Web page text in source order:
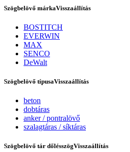
Tex Year
Szögbelövő márkaVisszaállítás
BOSTITCH
EVERWIN
MAX
SENCO
DeWalt
Szögbelövő típusaVisszaállítás
beton
dobtáras
anker / pontralövő
szalagtáras / síktáras
Szögbelövő tár dőlésszögVisszaállítás